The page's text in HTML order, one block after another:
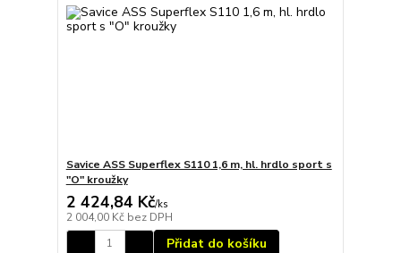
Savice ASS Superflex S110 1,6 m, hl. hrdlo sport s
"O" kroužky
2 424,84 Kč/ks
2 004,00 Kč bez DPH
Přidat do košíku